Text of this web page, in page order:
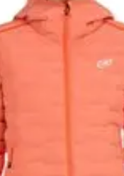
de Estilo
Guía de